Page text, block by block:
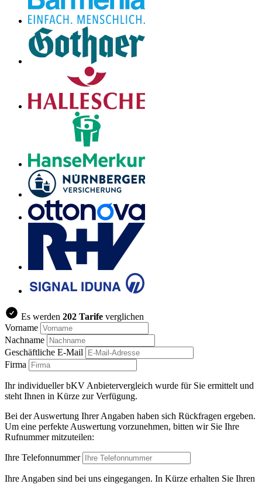
Es werden 202 Tarife verglichen
Vorname
Nachname
Geschäftliche E-Mail
Firma
Ihr individueller bKV Anbietervergleich wurde für Sie ermittelt und
steht Ihnen in Kürze zur Verfügung.
Bei der Auswertung Ihrer Angaben haben sich Rückfragen ergeben.
Um eine perfekte Auswertung vorzunehmen, bitten wir Sie Ihre
Rufnummer mitzuteilen:
Ihre Telefonnummer
Ihre Angaben sind bei uns eingegangen. In Kürze erhalten Sie Ihren